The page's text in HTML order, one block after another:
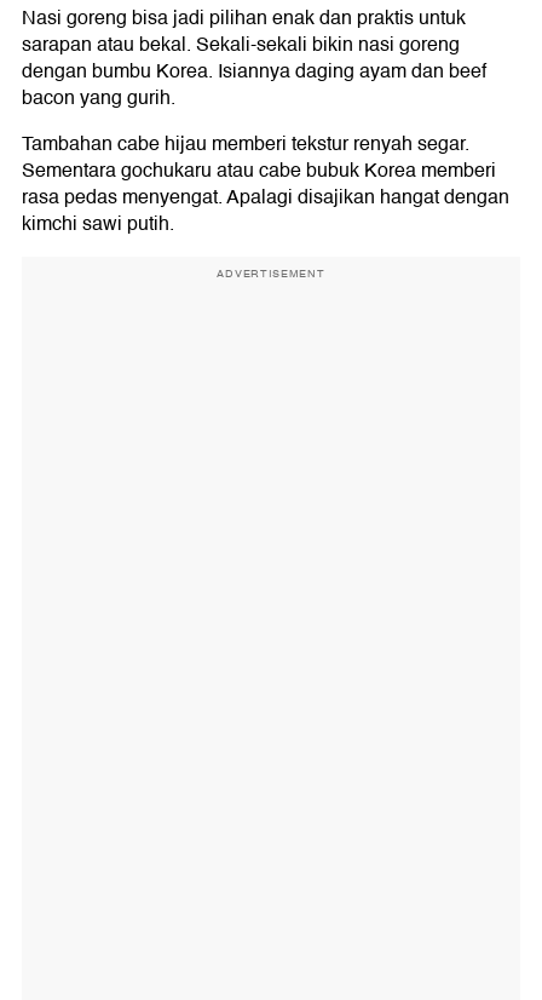
Nasi goreng bisa jadi pilihan enak dan praktis untuk
sarapan atau bekal. Sekali-sekali bikin nasi goreng
dengan bumbu Korea. Isiannya daging ayam dan beef
bacon yang gurih.
Tambahan cabe hijau memberi tekstur renyah segar.
Sementara gochukaru atau cabe bubuk Korea memberi
rasa pedas menyengat. Apalagi disajikan hangat dengan
kimchi sawi putih.
ADVERTISEMENT